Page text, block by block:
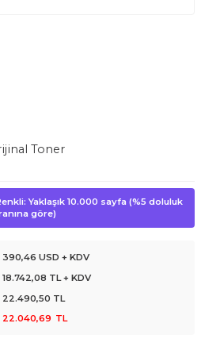
Toner
Yaklaşık 10.000 sayfa (%5 doluluk
göre)
390,46 USD + KDV
18.742,08 TL + KDV
22.490,50 TL
22.040,69 TL